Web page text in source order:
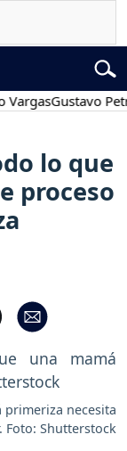
Gustavo Petro
lo que
proceso
necesita
Foto: Shutterstock